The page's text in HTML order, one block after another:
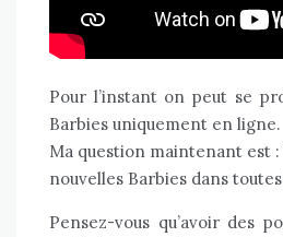
Pour l’instanton peut se
Barbies uniquement en ligne.
Ma question maintenant est
nouvelles Barbies dans
Pensez-vous qu’avoir des